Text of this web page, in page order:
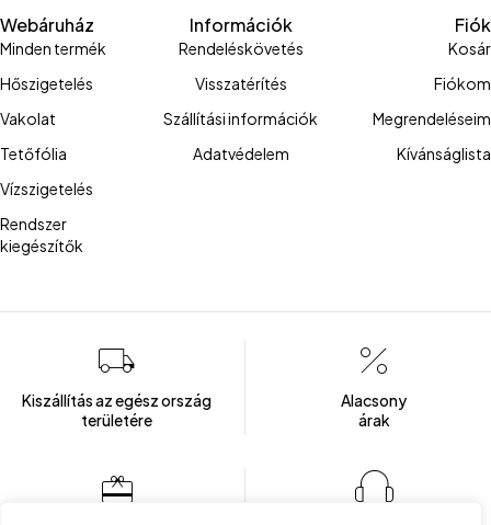
Webáruház
Minden termék
Hőszigetelés
Vakolat
Tetőfólia
Vízszigetelés
Rendszer
kiegészítők
Információk
Rendeléskövetés
Visszatérítés
Szállítási információk
Adatvédelem
Fiók
Kosár
Fiókom
Megrendeléseim
Kívánságlista
Kiszállítás az egész ország
területére
Alacsony
árak